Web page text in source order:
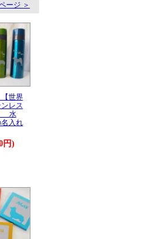
ージ ＞
世界
レス
水
入れ
円)